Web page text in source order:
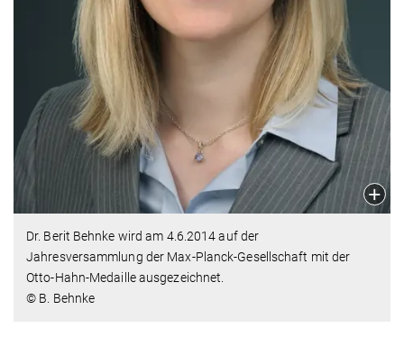
Dr. Berit Behnke wird am 4.6.2014 auf der
Jahresversammlung der Max-Planck-Gesellschaft mit der
Otto-Hahn-Medaille ausgezeichnet.
© B. Behnke